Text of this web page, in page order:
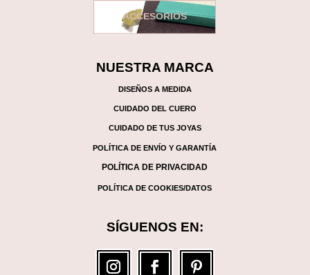
ACCESORIOS
NUESTRA MARCA
DISEÑOS A MEDIDA
CUIDADO DEL CUERO
CUIDADO DE TUS JOYAS
POLÍTICA DE ENVÍO Y GARANTÍA
POLÍTICA DE PRIVACIDAD
POLÍTICA DE COOKIES/DATOS
SÍGUENOS EN: